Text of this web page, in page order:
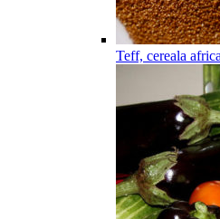
Teff, cereala